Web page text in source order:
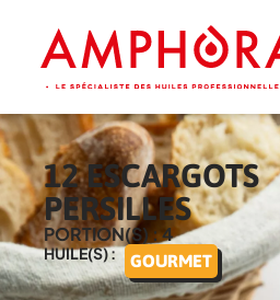
12 ESCARGOTS
PERSILLES
PORTION(S) : 4
HUILE(S) : GOURMET